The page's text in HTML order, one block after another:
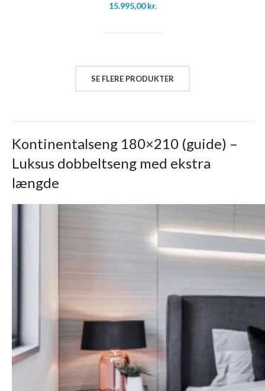
15.995,00kr.
SE FLERE PRODUKTER
Kontinentalseng 180×210 (guide) –
Luksus dobbeltseng med ekstra
længde